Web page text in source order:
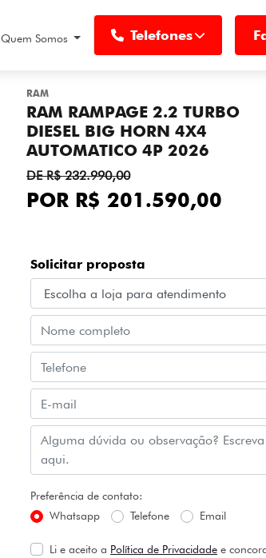
Quem Somos Telefones
RAM
RAM RAMPAGE 2.2 TURBO
DIESEL BIG HORN 4X4
AUTOMATICO 4P 2026
DE R$ 232.990,00
POR R$ 201.590,00
Solicitar proposta
Preferência de contato:
Whatsapp
Telefone Email
Li e aceito a Política de Privacidade e